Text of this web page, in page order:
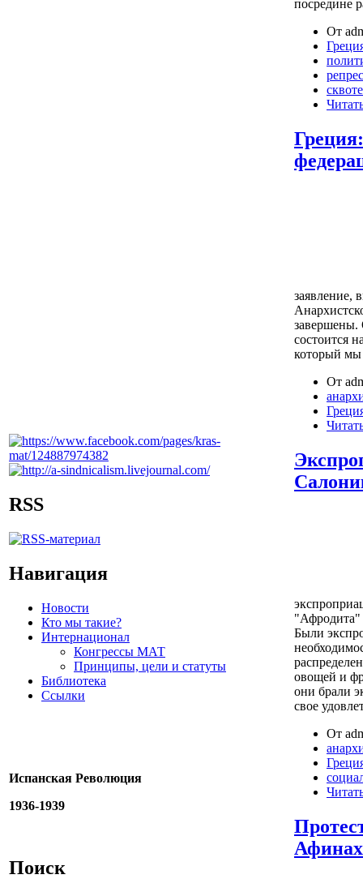
RSS
Навигация
Новости
Кто мы такие?
Интернационал
Конгрессы МАТ
Принципы, цели и статуты
Библиотека
Ссылки
Испанская Революция
1936-1939
Поиск
посредине
От
заявление,
завершены.
состоится
который мы
От
"Афродита"
Были
овощей и
они брали
свое
От
Афинах